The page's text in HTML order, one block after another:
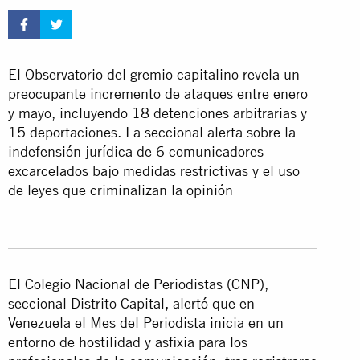
El Observatorio del gremio capitalino revela un
preocupante incremento de ataques entre enero
y mayo, incluyendo 18 detenciones arbitrarias y
15 deportaciones. La seccional alerta sobre la
indefensión jurídica de 6 comunicadores
excarcelados bajo medidas restrictivas y el uso
de leyes que criminalizan la opinión
El Colegio Nacional de Periodistas (CNP),
seccional Distrito Capital, alertó que en
Venezuela el Mes del Periodista inicia en un
entorno de hostilidad y asfixia para los